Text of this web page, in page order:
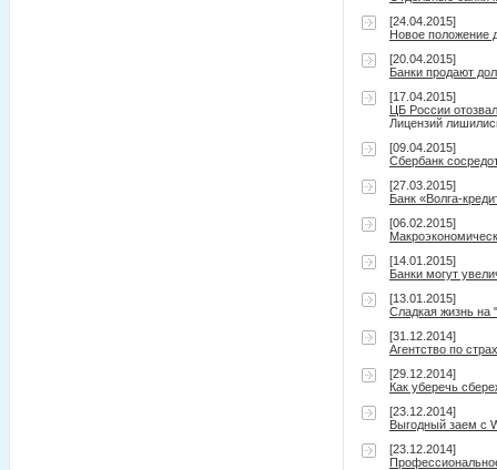
[24.04.2015]
Новое положение
[20.04.2015]
Банки продают
[17.04.2015]
ЦБ России
Лицензий
[09.04.2015]
Сбербанк
[27.03.2015]
Банк «Волга-
[06.02.2015]
[14.01.2015]
Банки могут
[13.01.2015]
Сладкая жизнь на
[31.12.2014]
Агентство по
[29.12.2014]
Как уберечь
[23.12.2014]
Выгодный заем с
[23.12.2014]